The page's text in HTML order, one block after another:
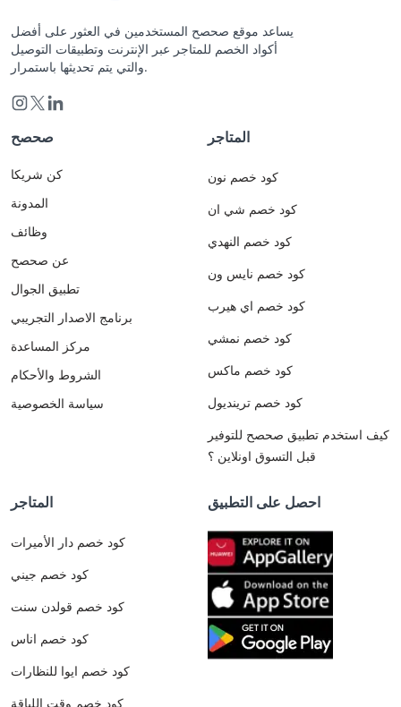
يساعد موقع صحصح المستخدمين في العثور على أفضل
أكواد الخصم للمتاجر عبر الإنترنت وتطبيقات التوصيل
والتي يتم تحديثها باستمرار.
صحصح
كن شريكا
المدونة
وظائف
عن صحصح
تطبيق الجوال
برنامج الاصدار التجريبي
مركز المساعدة
الشروط والأحكام
سياسة الخصوصية
المتاجر
كود خصم نون
كود خصم شي ان
كود خصم النهدي
كود خصم نايس ون
كود خصم اي هيرب
كود خصم نمشي
كود خصم ماكس
كود خصم ترينديول
كيف استخدم تطبيق صحصح للتوفير
قبل التسوق اونلاين ؟
المتاجر
كود خصم دار الأميرات
كود خصم جيني
كود خصم قولدن سنت
كود خصم اناس
كود خصم ايوا للنظارات
كود خصم وقت اللياقة
احصل على التطبيق